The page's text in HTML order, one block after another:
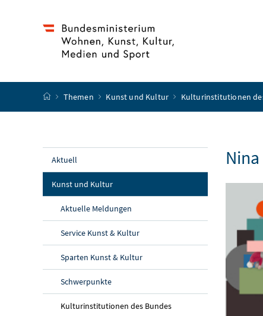
Startseite
Themen Kunst und Kultur Kulturinstitutionen
Aktuell
Kunst und Kultur
Aktuelle Meldungen
Service Kunst & Kultur
Sparten Kunst & Kultur
Schwerpunkte
Kulturinstitutionen des Bundes